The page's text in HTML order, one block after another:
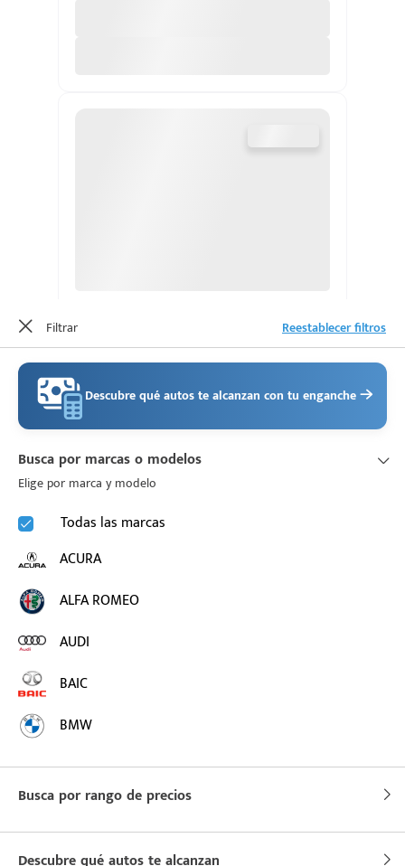
Filtrar Reestablecer filtros
Descubre qué autos te alcanzan con tu enganche
Busca por marcas o modelos
Elige por marca y modelo
Todas las marcas
ACURA
ALFA ROMEO
AUDI
BAIC
BMW
BUICK
BYD
CADILLAC
Busca por rango de precios
Descubre qué autos te alcanzan